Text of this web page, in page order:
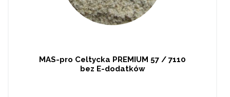
MAS-pro Celtycka PREMIUM 57 / 7110
bez E-dodatków